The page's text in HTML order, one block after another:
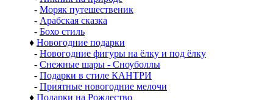
- Моряк путешественик
- Арабская сказка
- Бохо стиль
♦ Новогодние подарки
- Новогодние фигуры на ёлку и под ёлку
- Снежные шары - Сноуболлы
- Подарки в стиле КАНТРИ
- Приятные новогодние мелочи
♦ Подарки на Рождество